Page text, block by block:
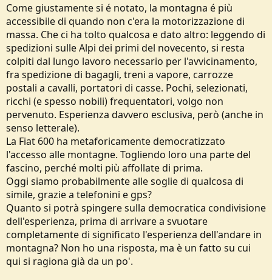
Come giustamente si é notato, la montagna é più
accessibile di quando non c'era la motorizzazione di
massa. Che ci ha tolto qualcosa e dato altro: leggendo di
spedizioni sulle Alpi dei primi del novecento, si resta
colpiti dal lungo lavoro necessario per l'avvicinamento,
fra spedizione di bagagli, treni a vapore, carrozze
postali a cavalli, portatori di casse. Pochi, selezionati,
ricchi (e spesso nobili) frequentatori, volgo non
pervenuto. Esperienza davvero esclusiva, però (anche in
senso letterale).
La Fiat 600 ha metaforicamente democratizzato
l'accesso alle montagne. Togliendo loro una parte del
fascino, perché molti più affollate di prima.
Oggi siamo probabilmente alle soglie di qualcosa di
simile, grazie a telefonini e gps?
Quanto si potrà spingere sulla democratica condivisione
dell'esperienza, prima di arrivare a svuotare
completamente di significato l'esperienza dell'andare in
montagna? Non ho una risposta, ma è un fatto su cui
qui si ragiona già da un po'.